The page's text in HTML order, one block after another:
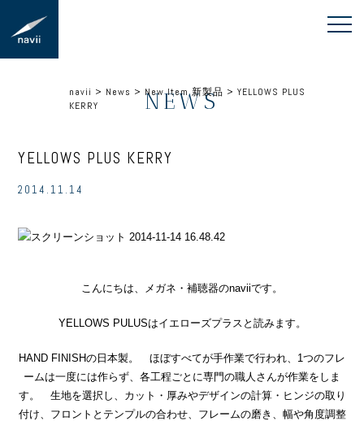
navii > News > New Item 新製品 >YELLOWS PLUS
KERRY
NEWS
YELLOWS PLUS KERRY
2014.11.14
こんにちは、メガネ・補聴器のnaviiです。
YELLOWS PULUSはイエローズプラスと読みます。
HAND FINISHの日本製。 ほぼすべてが手作業で行われ、1つのフレ
ームは一度には作らず、各工程ごとに専門の職人さんが作業をしま
す。 生地を選択し、カット・厚みやデザインの計算・ヒンジの取り
付け、フロントとテンプルの合わせ、フレームの磨き、幅や角度調整